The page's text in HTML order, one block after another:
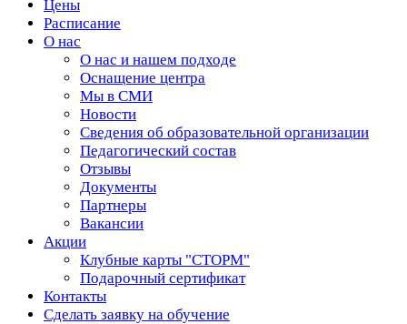
Цены
Расписание
О нас
О нас и нашем подходе
Оснащение центра
Мы в СМИ
Новости
Сведения об образовательной организации
Педагогический состав
Отзывы
Документы
Партнеры
Вакансии
Акции
Клубные карты "СТОРМ"
Подарочный сертификат
Контакты
Сделать заявку на обучение